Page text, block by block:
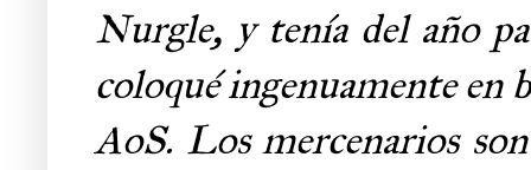
Nurgle, y tenía del año
coloqué ingenuamente en
AoS. Los mercenarios